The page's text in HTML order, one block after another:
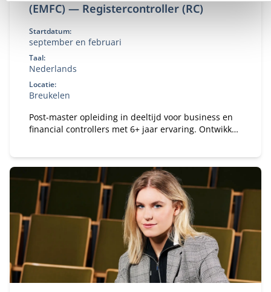
(EMFC) — Registercontroller (RC)
Startdatum:
september en februari
Taal:
Nederlands
Locatie:
Breukelen
Post-master opleiding in deeltijd voor business en
financial controllers met 6+ jaar ervaring. Ontwikkel